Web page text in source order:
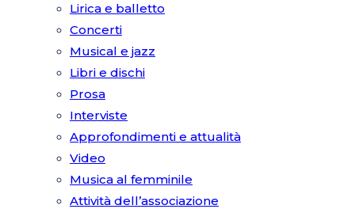
Lirica e balletto
Concerti
Musical e jazz
Libri e dischi
Prosa
Interviste
Approfondimenti e attualità
Video
Musica al femminile
Attività dell’associazione